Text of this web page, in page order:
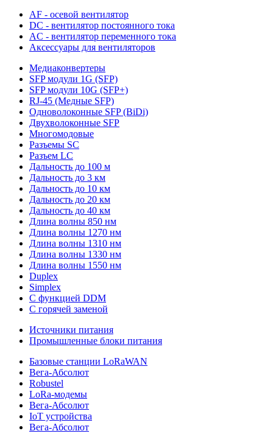
AF - осевой вентилятор
DC - вентилятор постоянного тока
AC - вентилятор переменного тока
Аксессуары для вентиляторов
Медиаконвертеры
SFP модули 1G (SFP)
SFP модули 10G (SFP+)
RJ-45 (Медные SFP)
Одноволоконные SFP (BiDi)
Двухволоконные SFP
Многомодовые
Разъемы SC
Разъем LC
Дальность до 100 м
Дальность до 3 км
Дальность до 10 км
Дальность до 20 км
Дальность до 40 км
Длина волны 850 нм
Длина волны 1270 нм
Длина волны 1310 нм
Длина волны 1330 нм
Длина волны 1550 нм
Duplex
Simplex
С функцией DDM
С горячей заменой
Источники питания
Промышленные блоки питания
Базовые станции LoRaWAN
Вега-Абсолют
Robustel
LoRa-модемы
Вега-Абсолют
IoT устройства
Вега-Абсолют